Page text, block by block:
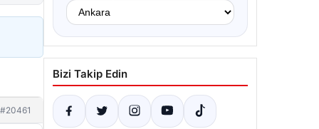
#20461
Bizi Takip Edin